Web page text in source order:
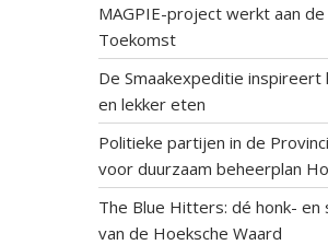
MAGPIE-project werkt aan
Toekomst
De Smaakexpeditie
en lekker eten
Politieke partijen in de
voor duurzaam beheerplan
The Blue Hitters: dé honk-
van de Hoeksche Waard